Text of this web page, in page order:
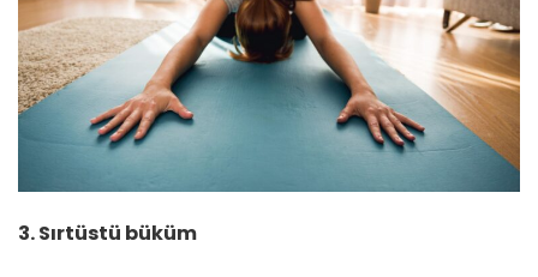
3. Sırtüstü büküm